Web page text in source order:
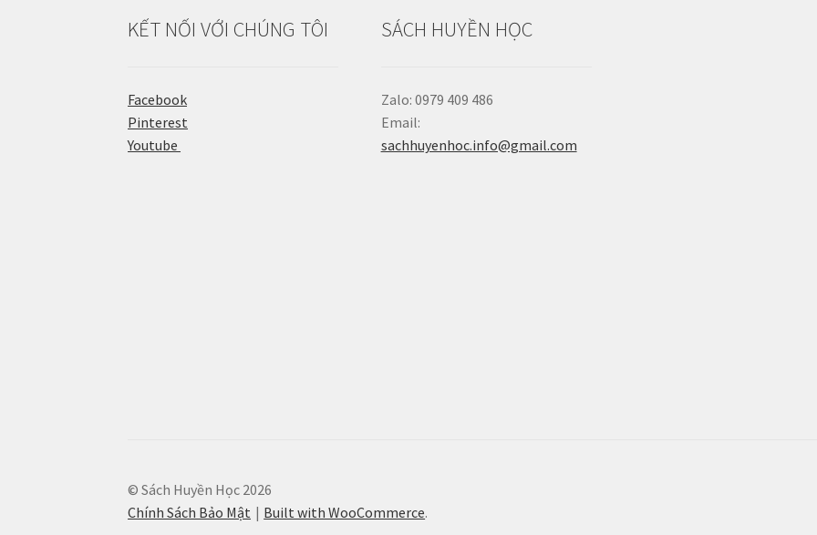
KẾT NỐI VỚI CHÚNG TÔI
Facebook
Pinterest
Youtube
SÁCH HUYỀN HỌC
Zalo: 0979 409 486
Email:
sachhuyenhoc.info@gmail.com
© Sách Huyền Học 2026
Chính Sách Bảo Mật
Built with WooCommerce.